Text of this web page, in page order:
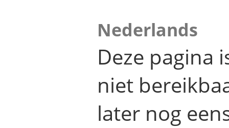
Nederlands
Deze pagina
niet
later nog